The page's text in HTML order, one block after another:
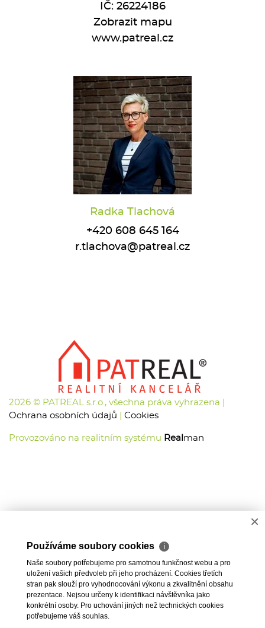
IČ: 26224186
Zobrazit mapu
www.patreal.cz
Radka Tlachová
+420 608 645 164
r.tlachova@patreal.cz
2026 © PATREAL s.r.o., všechna práva vyhrazena |
Ochrana osobních údajů
Cookies
Provozováno na realitním systému Real man
×
Používáme soubory cookies ℹ
Naše soubory potřebujeme pro samotnou funkčnost webu a pro
uložení vašich předvoleb při jeho procházení. Cookies třetích
stran pak slouží pro vyhodnocování výkonu a zkvalitnění obsahu
prezentace. Nejsou určeny k identifikaci návštěvníka jako
konkrétní osoby. Pro uchování jiných než technických cookies
potřebujeme váš souhlas.